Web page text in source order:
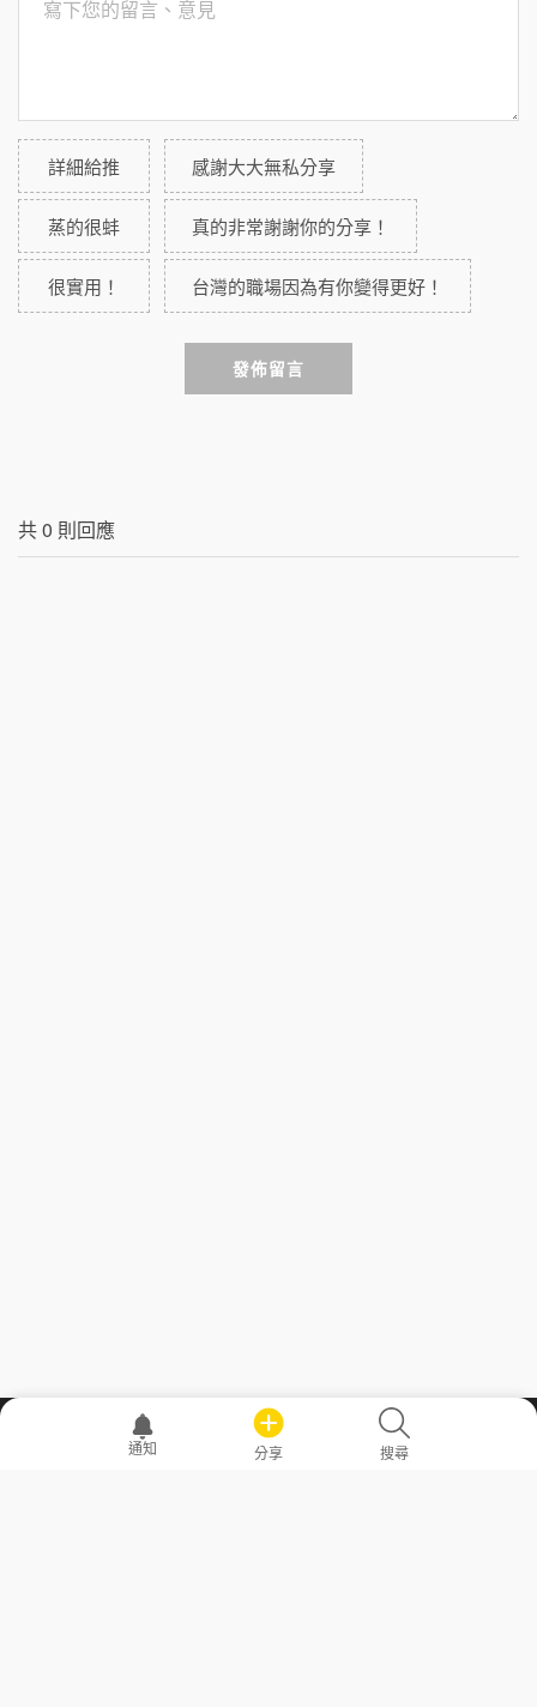
詳細給推 感謝大大無私分享
蒸的很蚌 真的非常謝謝你的分享！
很實用！ 台灣的職場因為有你變得更好！
發佈留言
共0 則回應
職場透明化運動
通知 分享 搜尋